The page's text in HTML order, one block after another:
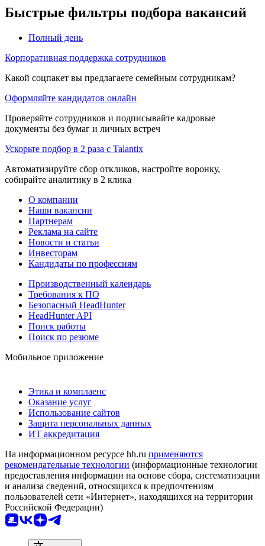
Быстрые фильтры подбора вакансий
Полный день
Корпоративная поддержка сотрудников
Какой соцпакет вы предлагаете семейным сотрудникам?
Оформляйте кандидатов онлайн
Проверяйте сотрудников и подписывайте кадровые
документы без бумаг и личных встреч
Ускорьте подбор в 2 раза с Talantix
Автоматизируйте сбор откликов, настройте воронку,
собирайте аналитику в 2 клика
О компании
Наши вакансии
Партнерам
Реклама на сайте
Новости и статьи
Инвесторам
Кандидаты по профессиям
Производственный календарь
Требования к ПО
Безопасный HeadHunter
HeadHunter API
Поиск работы
Поиск по резюме
Мобильное приложение
Этика и комплаенс
Оказание услуг
Использование сайтов
Защита персональных данных
ИТ аккредитация
На информационном ресурсе hh.ru применяются
рекомендательные технологии (информационные технологии
предоставления информации на основе сбора, систематизации
и анализа сведений, относящихся к предпочтениям
пользователей сети «Интернет», находящихся на территории
Российской Федерации)